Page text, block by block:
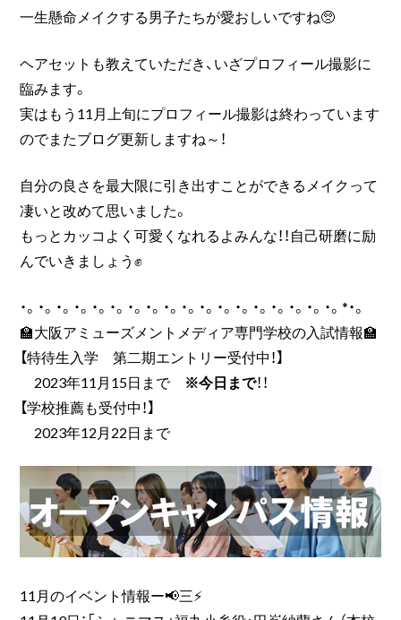
一生懸命メイクする男子たちが愛おしいですね🥺
ヘアセットも教えていただき、いざプロフィール撮影に
臨みます。
実はもう11月上旬にプロフィール撮影は終わっています
のでまたブログ更新しますね～！
自分の良さを最大限に引き出すことができるメイクって
凄いと改めて思いました。
もっとカッコよく可愛くなれるよみんな！！自己研磨に励
んでいきましょう✊
・。・。・。・。・。・。・。・。・。・。・。・。・。・。・。・。・。・。*・。
🏫大阪アミューズメントメディア専門学校の入試情報🏫
【特待生入学 第二期エントリー受付中！】
2023年11月15日まで ※今日まで！！
【学校推薦も受付中！】
2023年12月22日まで
11月のイベント情報ー📢三⚡